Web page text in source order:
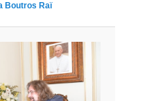
Boutros Raï